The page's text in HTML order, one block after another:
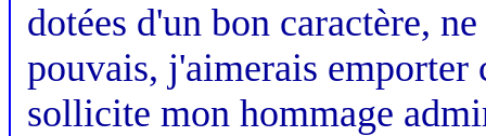
dotées d'un bon caractère,
pouvais, j'aimerais emporter
sollicite mon hommage